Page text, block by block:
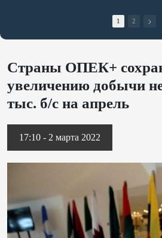
1 2
Страны ОПЕК+
увеличению добычи
тыс. б/с на апрель
17:10 - 2 марта 2022